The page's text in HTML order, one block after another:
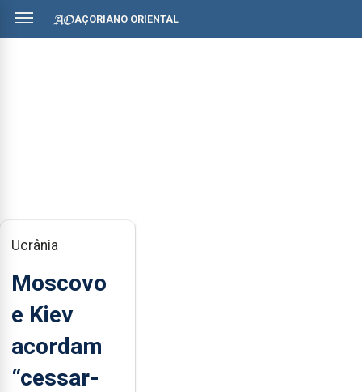
AÇORIANO ORIENTAL
Ucrânia
Moscovo
e Kiev
acordam
“cessar-